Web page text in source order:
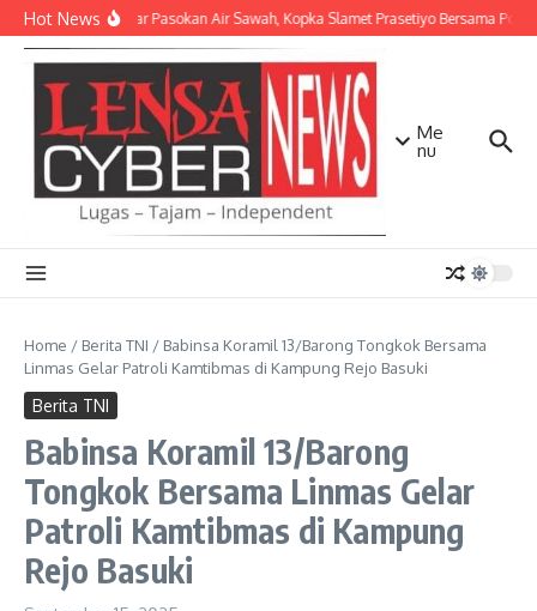
Lewati ke konten
Hot NewsPerlancar Pasokan Air Sawah, Kopka Slamet Prasetiyo Bersama
Me
nu
Home / Berita TNI / Babinsa Koramil 13/Barong Tongkok Bersama
Linmas Gelar Patroli Kamtibmas di Kampung Rejo Basuki
Berita TNI
Babinsa Koramil 13/Barong
Tongkok Bersama Linmas Gelar
Patroli Kamtibmas di Kampung
Rejo Basuki